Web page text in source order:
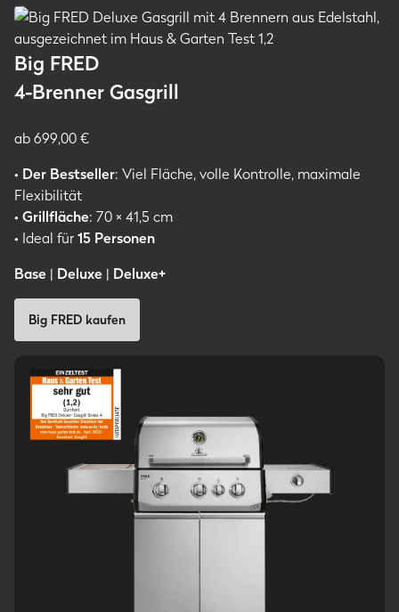
Big FRED
4-Brenner Gasgrill
ab 699,00 €
• Der Bestseller: Viel Fläche, volle Kontrolle, maximale
Flexibilität
• Grillfläche: 70 × 41,5 cm
• Ideal für15 Personen
Base | Deluxe | Deluxe+
Big FRED kaufen